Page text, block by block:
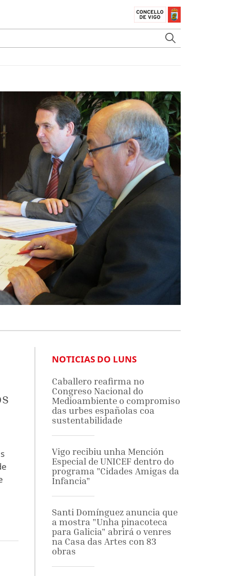
NOTICIAS DO LUNS
Caballero reafirma no
Congreso Nacional do
Medioambiente o compromiso
das urbes españolas coa
sustentabilidade
Vigo recibiu unha Mención
Especial de UNICEF dentro do
programa "Cidades Amigas da
Infancia"
Santi Domínguez anuncia que
a mostra "Unha pinacoteca
para Galicia" abrirá o venres
na Casa das Artes con 83
obras